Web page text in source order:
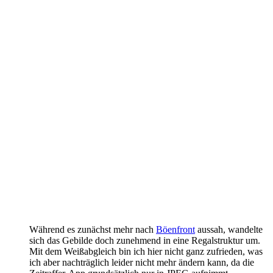
Während es zunächst mehr nach Böenfront aussah, wandelte
sich das Gebilde doch zunehmend in eine Regalstruktur um.
Mit dem Weißabgleich bin ich hier nicht ganz zufrieden, was
ich aber nachträglich leider nicht mehr ändern kann, da die